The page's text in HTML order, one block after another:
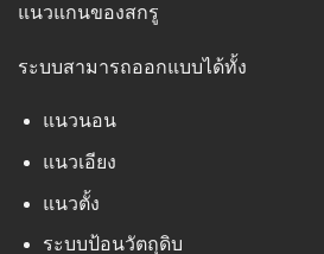
แนวแกนของสกรู
ระบบสามารถออกแบบได้ทั้ง
แนวนอน
แนวเอียง
แนวตั้ง
ระบบป้อนวัตถุดิบ